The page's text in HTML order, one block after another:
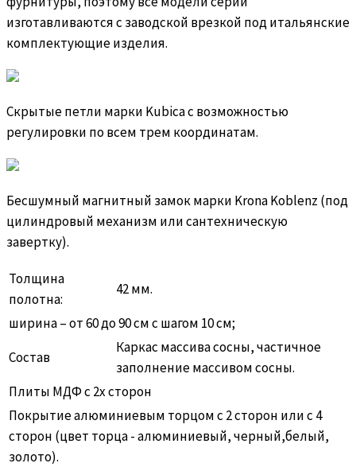
изготавливаются с заводской врезкой под итальянские
комплектующие изделия.
Скрытые петли марки Kubica с возможностью
регулировки по всем трем координатам.
Бесшумный магнитный замок марки Krona Koblenz (под
цилиндровый механизм или сантехническую
завертку).
Толщина
полотна:
42 мм.
ширина – от 60 до 90 см с шагом 10 см;
Состав
Каркас массива сосны, частичное
заполнение массивом сосны.
Плиты МДФ с 2х сторон
Покрытие алюминиевым торцом с 2 сторон или с 4
сторон (цвет торца - алюминиевый, черный,белый,
золото).